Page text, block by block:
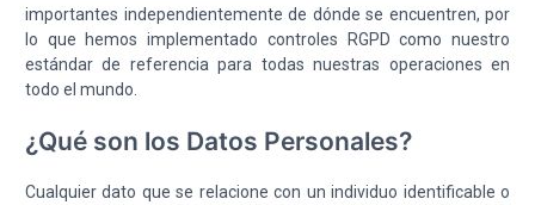
importantes independientemente de dónde se encuentren, por
lo que hemos implementado controles RGPD como nuestro
estándar de referencia para todas nuestras operaciones en
todo el mundo.
¿Qué son los Datos Personales?
Cualquier dato que se relacione con un individuo identificable o